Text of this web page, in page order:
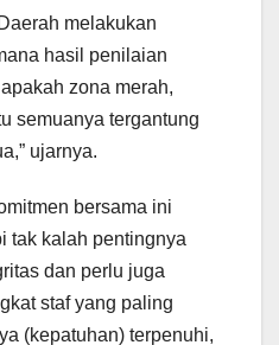
melakukan
hasil penilaian
zona merah,
semuanya tergantung
ujarnya.
bersama ini
tak kalah pentingnya
dan perlu juga
staf yang paling
(kepatuhan) terpenuhi,